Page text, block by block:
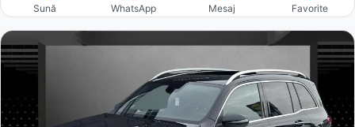
Sună WhatsApp Mesaj Favorite